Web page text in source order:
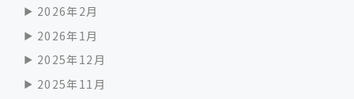
2026年2月
2026年1月
2025年12月
2025年11月